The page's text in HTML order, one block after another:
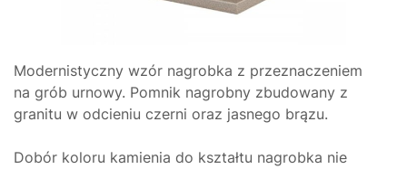
Modernistyczny wzór nagrobka z przeznaczeniem
na grób urnowy. Pomnik nagrobny zbudowany z
granitu w odcieniu czerni oraz jasnego brązu.
Dobór koloru kamienia do kształtu nagrobka nie